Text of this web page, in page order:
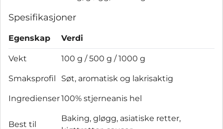
Spesifikasjoner
Egenskap Verdi
Vekt 100 g / 500 g / 1000 g
Smaksprofil Søt, aromatisk og lakrisaktig
Ingredienser100% stjerneanis hel
Best til
Baking, gløgg, asiatiske retter,